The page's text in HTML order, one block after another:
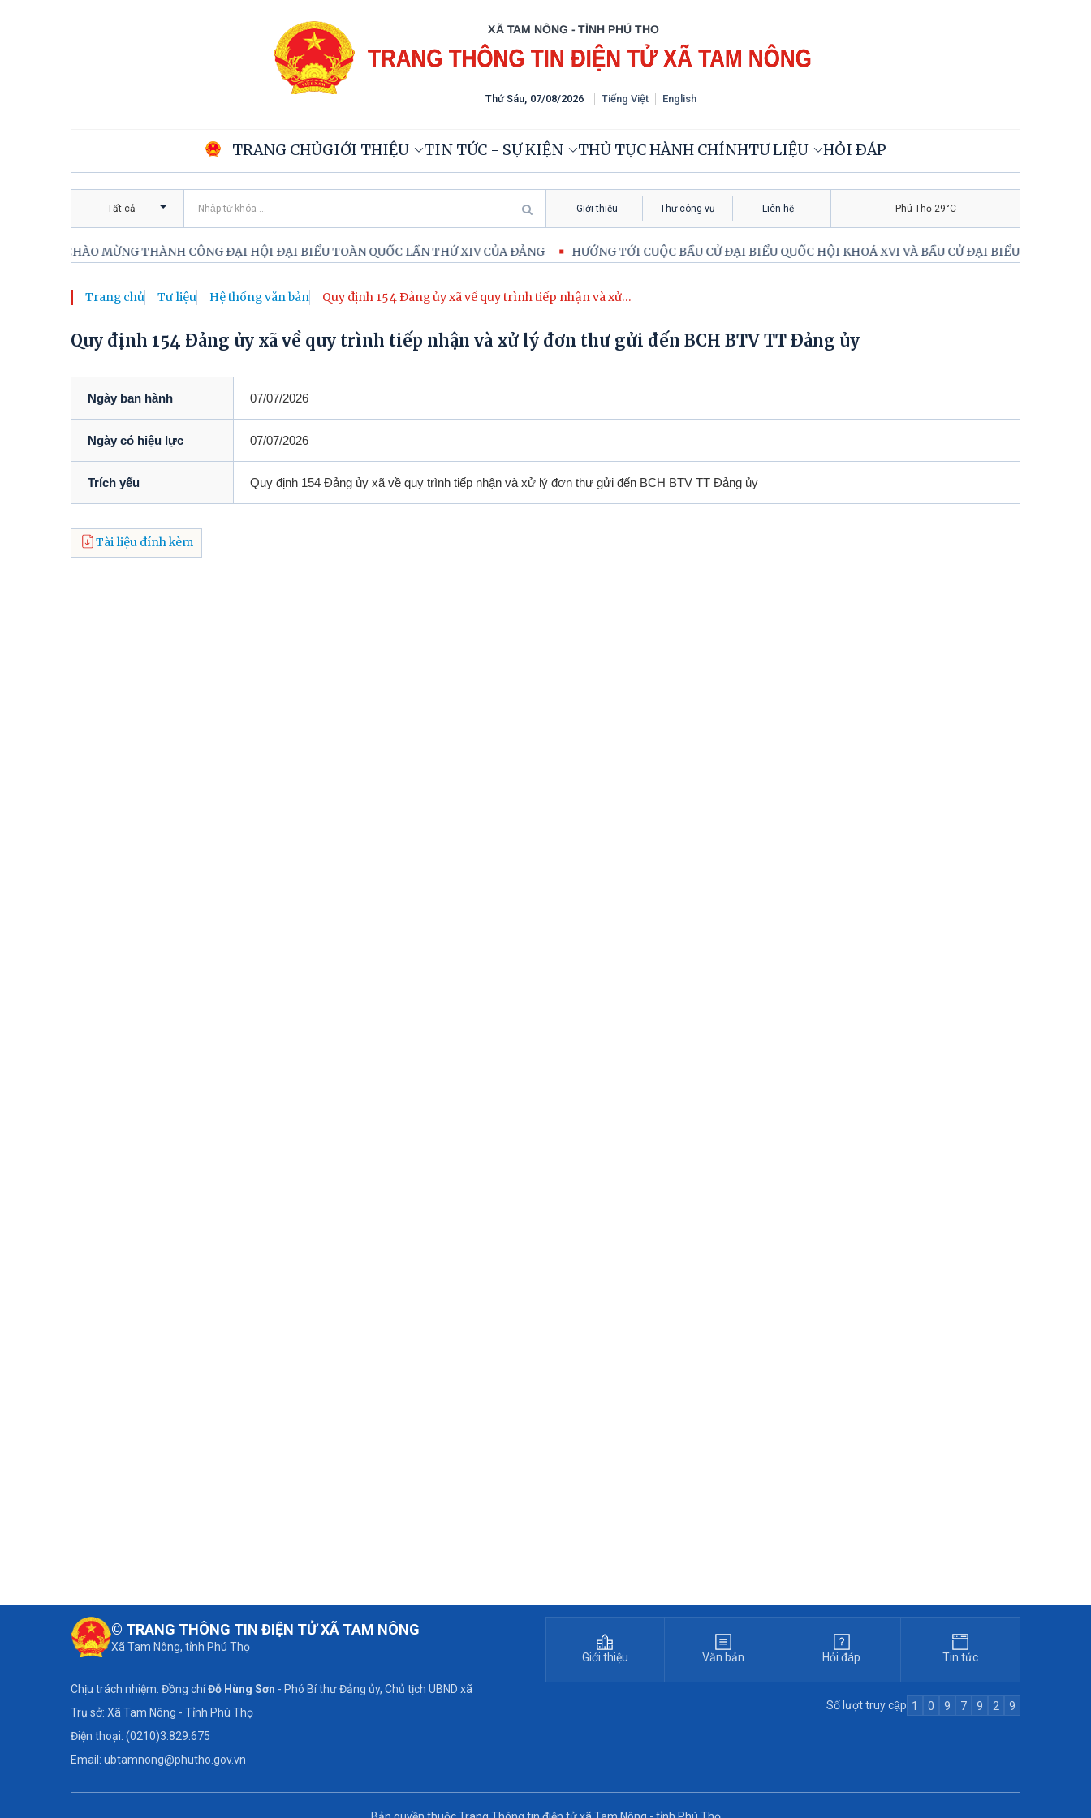
Thứ Sáu, 07/08/2026 Tiếng Việt English
TRANG CHỦGIỚI THIỆU TIN TỨC - SỰ KIỆN THỦ TỤC HÀNH CHÍNHTƯ LIỆU HỎI ĐÁP
Tất cả Giới thiệu Thư công vụ Liên hệ Phú Thọ 29°C
CHÀO MỪNG THÀNH CÔNG ĐẠI HỘI ĐẠI BIỂU TOÀN QUỐC LẦN THỨ XIV CỦA ĐẢNG HƯỚNG TỚI CUỘC BẦU CỬ ĐẠI BIỂU QUỐC HỘI KHOÁ XVI VÀ BẦU CỬ ĐẠI BIỂU HĐND CÁC CẤP
Trang chủ Tư liệu Hệ thống văn bản
Quy định 154 Đảng ủy xã về quy trình tiếp nhận và xử
Quy định 154 Đảng ủy xã về quy trình tiếp nhận và xử lý đơn thư gửi đến BCH BTV TT Đảng ủy
Ngày ban hành 07/07/2026
Ngày có hiệu lực 07/07/2026
Trích yếu Quy định 154 Đảng ủy xã về quy trình tiếp nhận và xử lý đơn thư gửi đến BCH BTV TT Đảng ủy
Tài liệu đính kèm
© TRANG THÔNG TIN ĐIỆN TỬ XÃ TAM NÔNG
Xã Tam Nông, tỉnh Phú Thọ
Chịu trách nhiệm: Đồng chíĐỗ Hùng Sơn - Phó Bí thư Đảng ủy, Chủ tịch UBND xã
Trụ sở: Xã Tam Nông - Tỉnh Phú Thọ
Điện thoại: (0210)3.829.675
Email: ubtamnong@phutho.gov.vn
Giới thiệu Văn bản Hỏi đáp Tin tức
Số lượt truy cập 1 0 9 7 9 2 9